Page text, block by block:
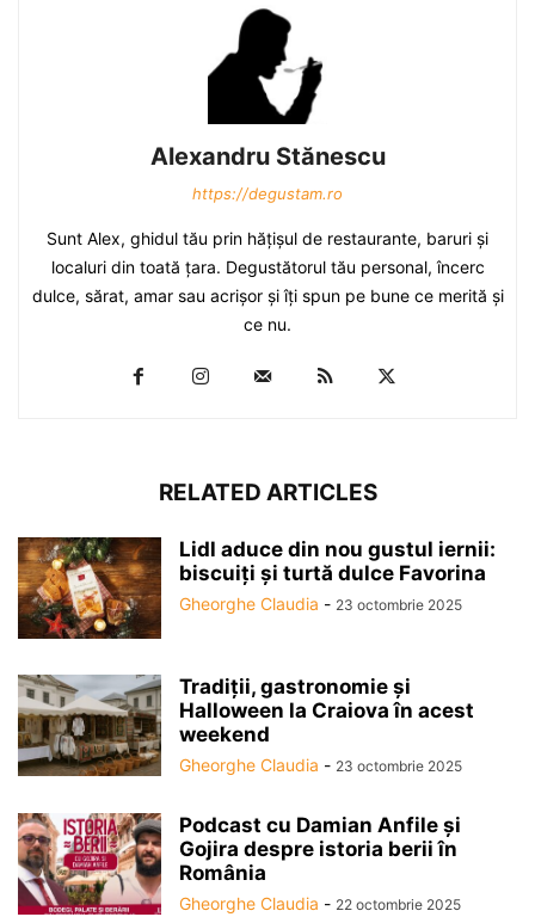
Alexandru Stănescu
https://degustam.ro
Sunt Alex, ghidul tău prin hăţişul de restaurante, baruri şi
localuri din toată ţara. Degustătorul tău personal, încerc
dulce, sărat, amar sau acrişor şi îţi spun pe bune ce merită şi
ce nu.
RELATED ARTICLES
Lidl aduce din nou gustul iernii:
biscuiți și turtă dulce Favorina
Gheorghe Claudia - 23 octombrie 2025
Tradiții, gastronomie și
Halloween la Craiova în acest
weekend
Gheorghe Claudia - 23 octombrie 2025
Podcast cu Damian Anfile și
Gojira despre istoria berii în
România
Gheorghe Claudia - 22 octombrie 2025